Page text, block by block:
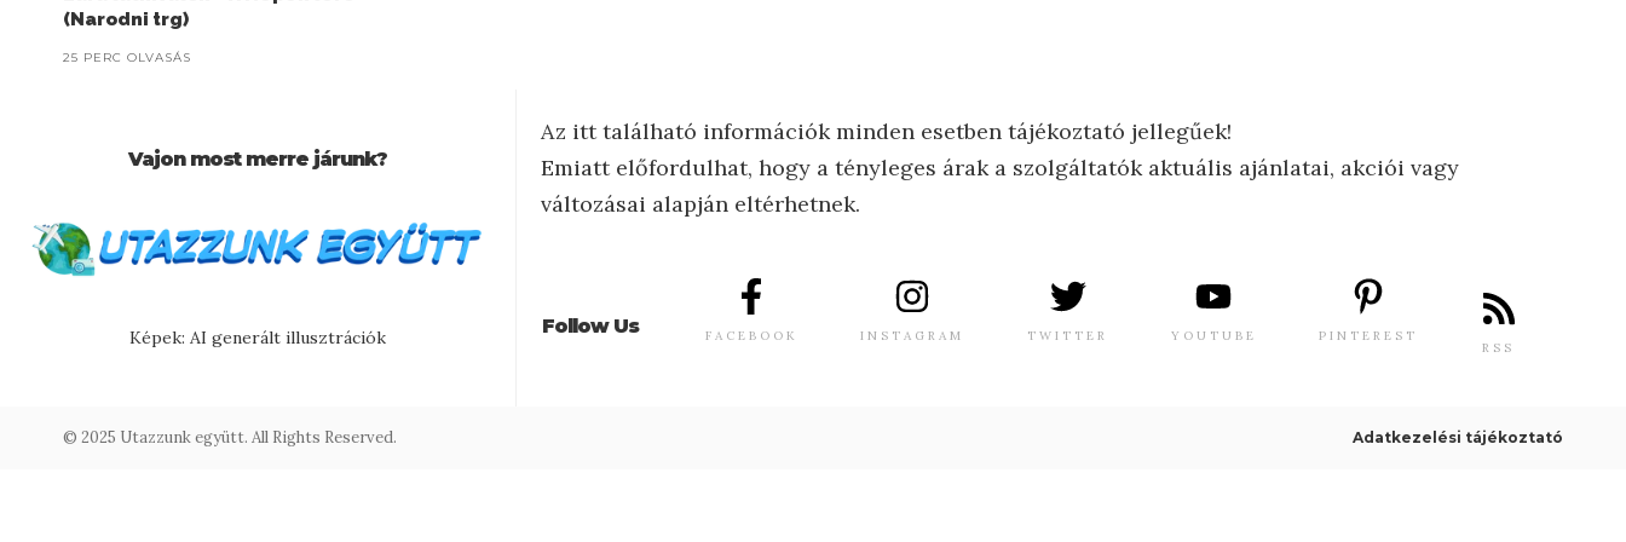
(Narodni trg)
25 PERC OLVASÁS
Vajon most merre járunk?
Képek: AI generált illusztrációk
Az itt található információk minden esetben tájékoztató jellegűek!
Emiatt előfordulhat, hogy a tényleges árak a szolgáltatók aktuális ajánlatai, akciói vagy
változásai alapján eltérhetnek.
Follow Us FACEBOOK INSTAGRAM TWITTER YOUTUBE PINTEREST
RSS
© 2025 Utazzunk együtt. All Rights Reserved. Adatkezelési tájékoztató